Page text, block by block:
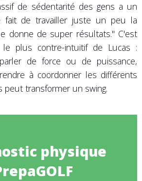
de sédentarité des gens a un
fait de travailler juste un peu la
donne de super résultats." C'est
le plus contre-intuitif de Lucas :
de force ou de puissance,
à coordonner les différents
peut transformer un swing.
physique